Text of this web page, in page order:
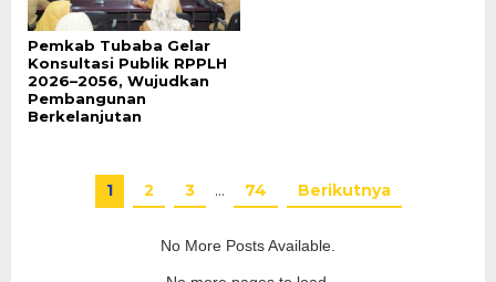
Pemkab Tubaba Gelar
Konsultasi Publik RPPLH
2026–2056, Wujudkan
Pembangunan
Berkelanjutan
1 2 3 … 74 Berikutnya
No More Posts Available.